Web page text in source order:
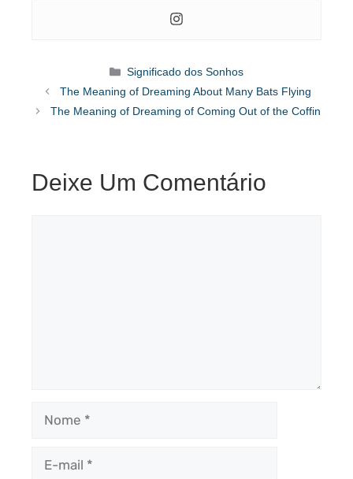
Categorias
Significado dos Sonhos
The Meaning of Dreaming About Many Bats Flying
The Meaning of Dreaming of Coming Out of the Coffin
Deixe Um Comentário
mail